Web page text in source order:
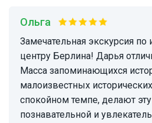
Ольга
Замечательная экскурсия по историческому
центру Берлина! Дарья
Масса запоминающихся
малоизвестных
спокойном темпе, делают
познавательной и